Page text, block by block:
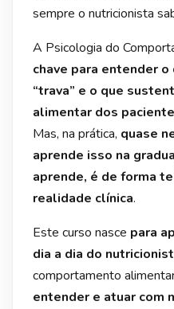
sempre o nutricionista
A Psicologia do
chave para entender
“trava” e o que
alimentar dos
Mas, na prática, quase
aprende isso na
aprende, é de forma
realidade clínica.
Este curso nasce para
dia a dia do
comportamento
entender e atuar com